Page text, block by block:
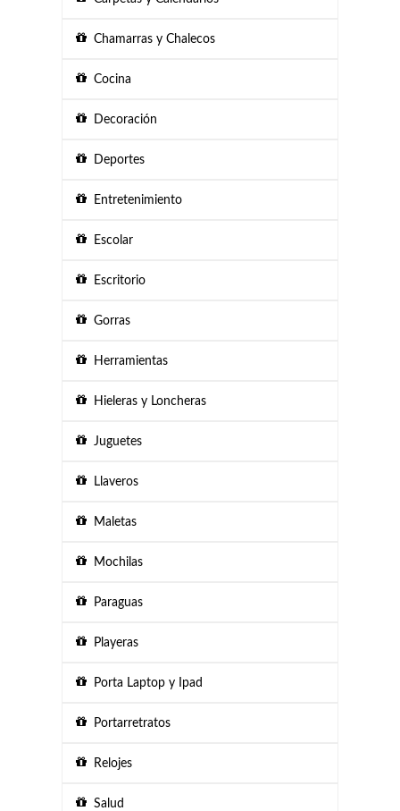
Chamarras y Chalecos
Cocina
Decoración
Deportes
Entretenimiento
Escolar
Escritorio
Gorras
Herramientas
Hieleras y Loncheras
Juguetes
Llaveros
Maletas
Mochilas
Paraguas
Playeras
Porta Laptop y Ipad
Portarretratos
Relojes
Salud